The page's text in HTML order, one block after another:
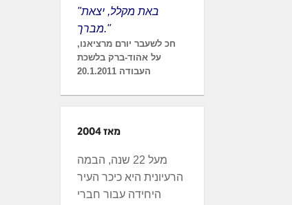
"באת מקלל, יצאת
מברך."
חכ לשעבר יורם מרציאנו,
על אהוד-ברק בלשכת
העבודה 20.1.2011
מאז 2004
מעל 22 שנה, הבמה
הרעיונית היא כיכר העיר
היחידה עבור חברי